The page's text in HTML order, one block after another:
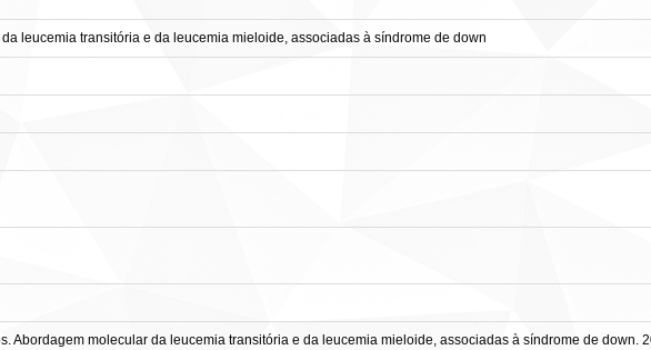
leucemia transitória e da leucemia mieloide, associadas à síndrome de down
Abordagem molecular da leucemia transitória e da leucemia mieloide, associadas à síndrome de down.